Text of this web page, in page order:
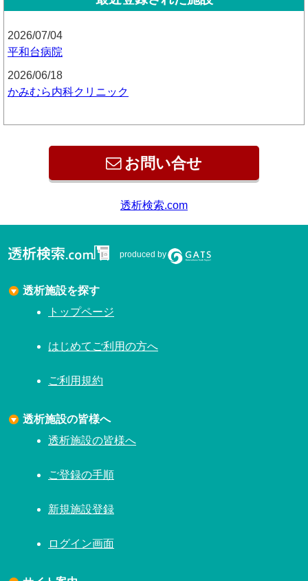
2026/07/04
平和台病院
2026/06/18
かみむら内科クリニック
お問い合せ
produced by
透析施設を探す
トップページ
はじめてご利用の方へ
ご利用規約
透析施設の皆様へ
透析施設の皆様へ
ご登録の手順
新規施設登録
ログイン画面
サイト案内